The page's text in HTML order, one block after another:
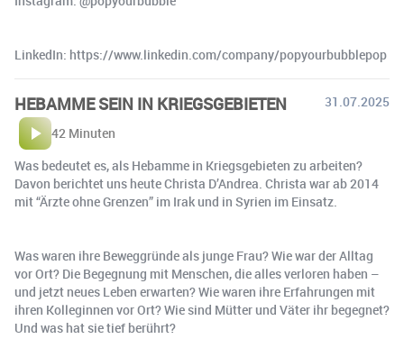
LinkedIn: https://www.linkedin.com/company/popyourbubblepop
HEBAMME SEIN IN KRIEGSGEBIETEN
31.07.2025
42 Minuten
Was bedeutet es, als Hebamme in Kriegsgebieten zu arbeiten?
Davon berichtet uns heute Christa D’Andrea. Christa war ab 2014
mit “Ärzte ohne Grenzen” im Irak und in Syrien im Einsatz.
Was waren ihre Beweggründe als junge Frau? Wie war der Alltag
vor Ort? Die Begegnung mit Menschen, die alles verloren haben –
und jetzt neues Leben erwarten? Wie waren ihre Erfahrungen mit
ihren Kolleginnen vor Ort? Wie sind Mütter und Väter ihr begegnet?
Und was hat sie tief berührt?